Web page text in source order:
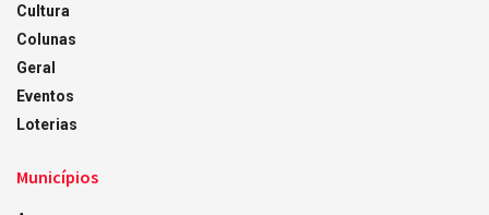
Cultura
Colunas
Geral
Eventos
Loterias
Municípios